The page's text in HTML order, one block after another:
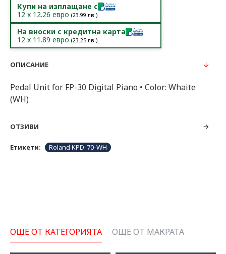
Купи на изплащане с
12 x 12.26 евро (23.99 лв.)
На вноски с кредитна карта
12 x 11.89 евро (23.25лв.)
ОПИСАНИЕ
Pedal Unit for FP-30 Digital Piano • Color: Whaite
(WH)
ОТЗИВИ
Етикети: Roland KPD-70-WH
ОЩЕ ОТ КАТЕГОРИЯТА ОЩЕ ОТ МАКРАТА